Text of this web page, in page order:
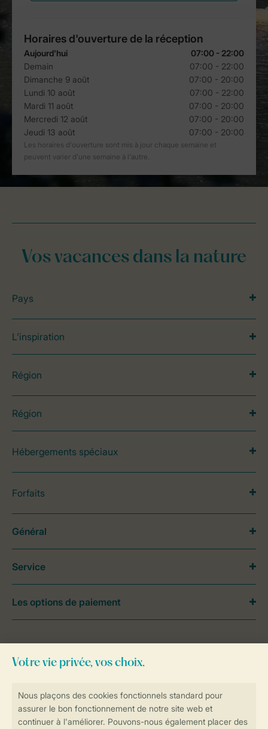
Vos vacances dans la nature
Pays
L’inspiration
Région
Région
Hébergements spéciaux
Forfaits
contactez notreContact Center.
Général
Service
Les options de paiement